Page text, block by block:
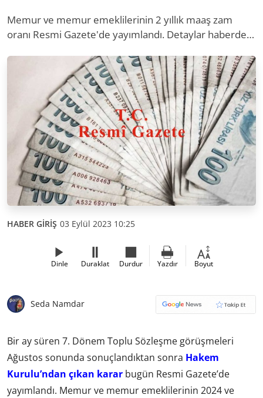
Memur ve memur emeklilerinin 2 yıllık maaş zam
oranı Resmi Gazete'de yayımlandı. Detaylar haberde…
HABER GİRİŞ 03 Eylül 2023 10:25
Dinle Duraklat Durdur Yazdır Boyut
Seda Namdar
Bir ay süren 7. Dönem Toplu Sözleşme görüşmeleri
Ağustos sonunda sonuçlandıktan sonra Hakem
Kurulu’ndan çıkan karar bugün Resmi Gazete’de
yayımlandı. Memur ve memur emeklilerinin 2024 ve